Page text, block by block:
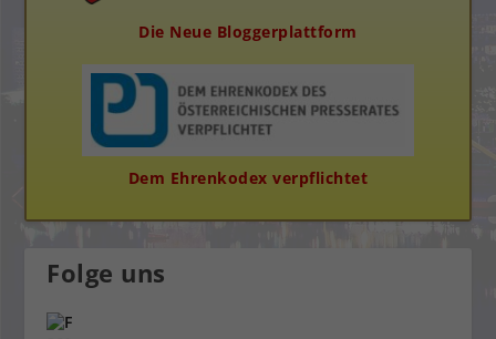
Die Neue Bloggerplattform
Dem Ehrenkodex verpflichtet
Folge uns